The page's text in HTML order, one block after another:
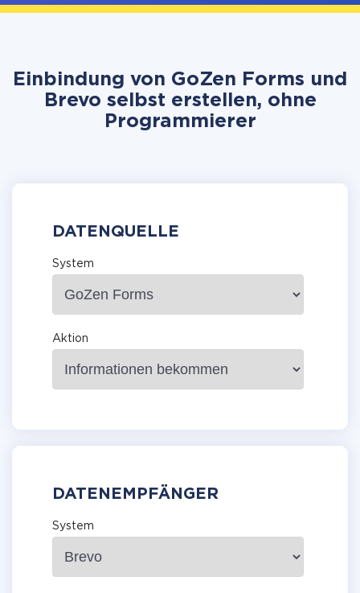
Einbindung von GoZen Forms und
Brevo selbst erstellen, ohne
Programmierer
DATENQUELLE
System
Aktion
DATENEMPFÄNGER
System